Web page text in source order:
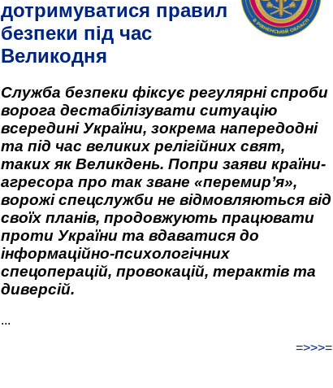
дотримуватися правил
безпеки під час
Великодня
Служба безпеки фіксує регулярні спроби
ворога дестабілізувати ситуацію
всередині України, зокрема напередодні
та під час великих релігійних свят,
таких як Великдень. Попри заяви країни-
агресора про так зване «перемир’я»,
ворожі спецслужби не відмовляються від
своїх планів, продовжують працювати
проти України та вдаватися до
інформаційно-психологічних
спецоперацій, провокацій, терактів та
диверсій.
...
=>>>=